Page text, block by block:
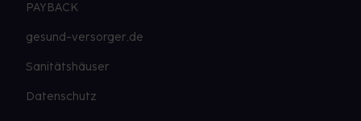
PAYBACK
gesund-versorger.de
Sanitätshäuser
Datenschutz